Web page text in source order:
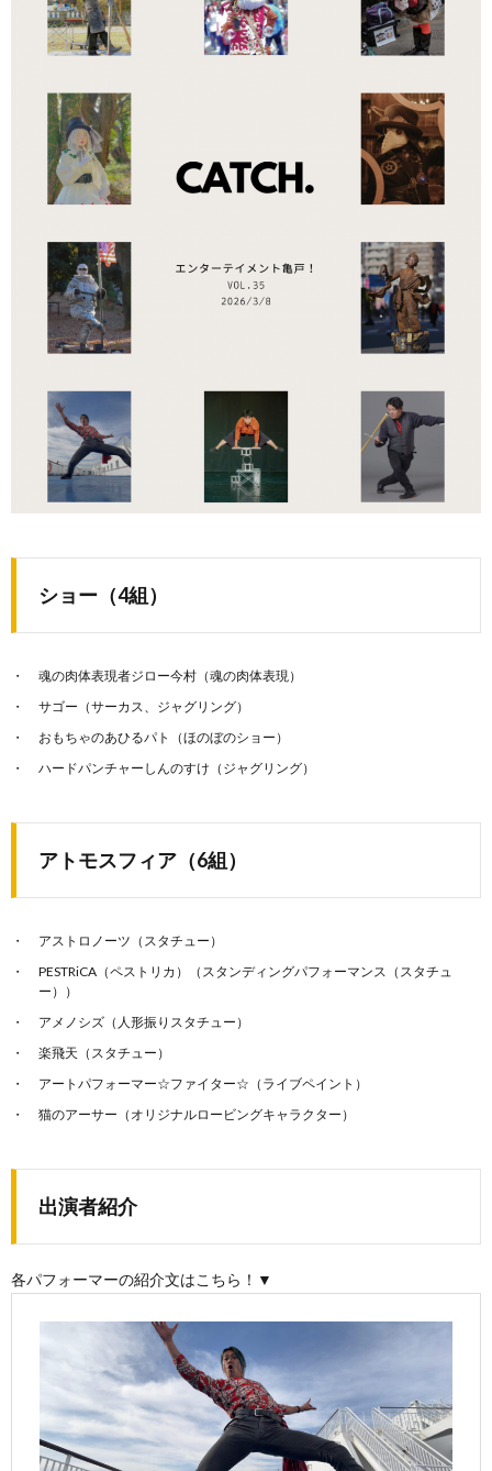
ショー（4組）
魂の肉体表現者ジロー今村（魂の肉体表現）
サゴー（サーカス、ジャグリング）
おもちゃのあひるパト（ほのぼのショー）
ハードパンチャーしんのすけ（ジャグリング）
アトモスフィア（6組）
アストロノーツ（スタチュー）
PESTRiCA（ペストリカ）（スタンディングパフォーマンス（スタチュ
ー））
アメノシズ（人形振りスタチュー）
楽飛天（スタチュー）
アートパフォーマー☆ファイター☆（ライブペイント）
猫のアーサー（オリジナルロービングキャラクター）
出演者紹介
各パフォーマーの紹介文はこちら！▼